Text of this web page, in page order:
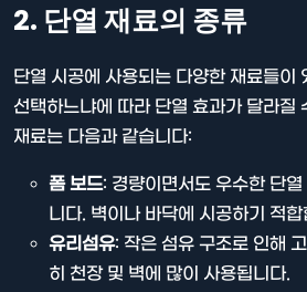
2. 단열 재료의 종류
단열 시공에 사용되는 다양한 재료들이
선택하느냐에 따라 단열 효과가 달라질
재료는 다음과 같습니다:
폼 보드: 경량이면서도 우수한 단
니다. 벽이나 바닥에 시공하기 적합
유리섬유: 작은 섬유 구조로 인해
히 천장 및 벽에 많이 사용됩니다.